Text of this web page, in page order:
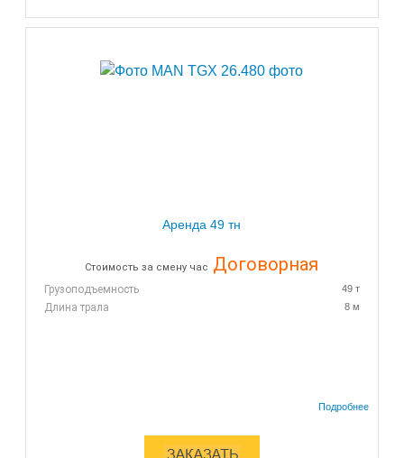
Аренда 49 тн
Стоимость за смену час Договорная
Грузоподъемность 49 т
Длина трала 8 м